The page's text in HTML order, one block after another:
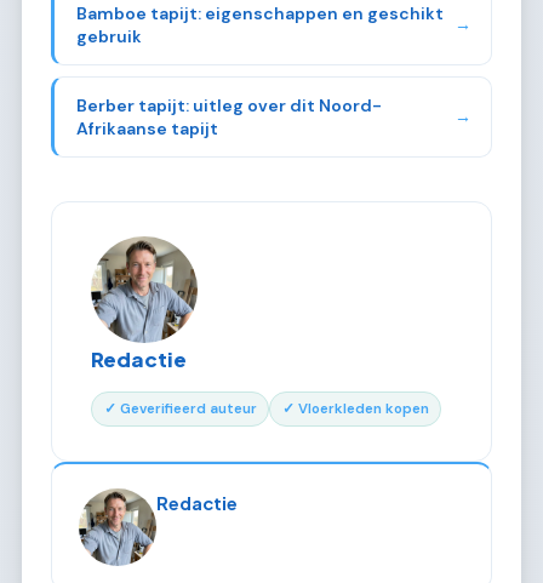
Bamboe tapijt: eigenschappen en geschikt
gebruik
→
Berber tapijt: uitleg over dit Noord-
Afrikaanse tapijt
→
Redactie
✓ Geverifieerd auteur ✓ Vloerkleden kopen
Redactie